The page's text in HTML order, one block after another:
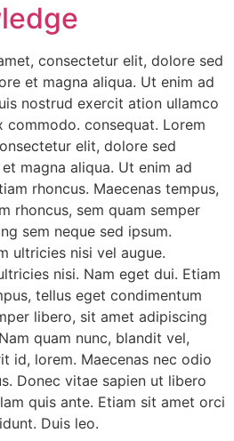
consectetur elit, dolore sed
et magna aliqua. Ut enim ad
nostrud exercit ation ullamco
commodo. consequat. Lorem
elit, dolore sed
magna aliqua. Ut enim ad
rhoncus. Maecenas tempus,
rhoncus, sem quam semper
sem neque sed ipsum.
ultricies nisi vel augue.
nisi. Nam eget dui. Etiam
tellus eget condimentum
libero, sit amet adipiscing
quam nunc, blandit vel,
id, lorem. Maecenas nec odio
Donec vitae sapien ut libero
quis ante. Etiam sit amet orci
Duis leo.